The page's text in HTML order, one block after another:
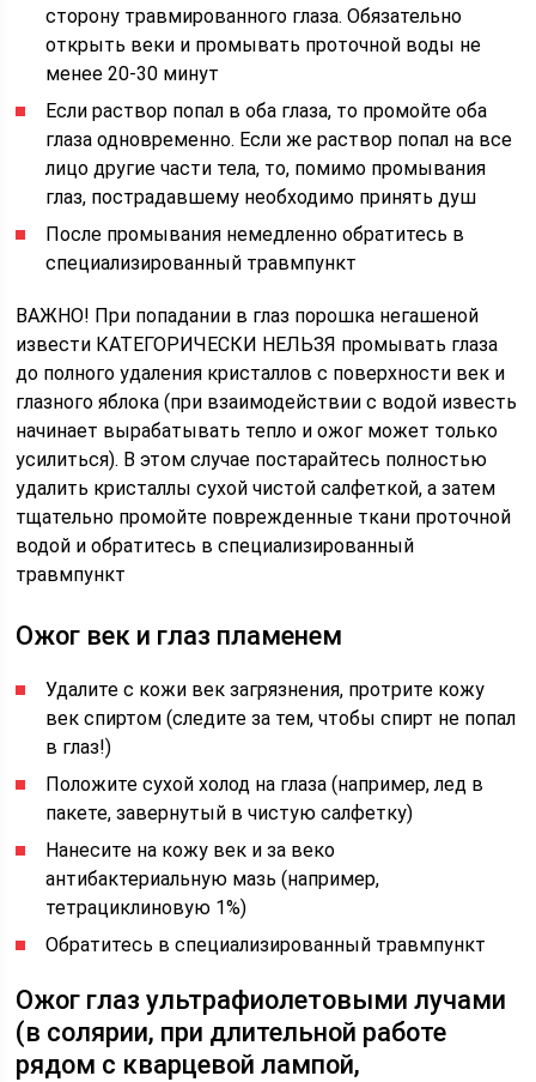
сторону травмированного глаза. Обязательно
открыть веки и промывать проточной воды не
менее 20-30 минут
Если раствор попал в оба глаза, то промойте оба
глаза одновременно. Если же раствор попал на все
лицо другие части тела, то, помимо промывания
глаз, пострадавшему необходимо принять душ
После промывания немедленно обратитесь в
специализированный травмпункт
ВАЖНО! При попадании в глаз порошка негашеной
извести КАТЕГОРИЧЕСКИ НЕЛЬЗЯ промывать глаза
до полного удаления кристаллов с поверхности век и
глазного яблока (при взаимодействии с водой известь
начинает выраба­тывать тепло и ожог может только
усилиться). В этом случае постарайтесь полностью
удалить кристаллы сухой чистой салфеткой, а затем
тщательно промойте поврежденные ткани проточной
водой и обратитесь в специализированный
травмпункт
Ожог век и глаз пламенем
Удалите с кожи век загрязнения, протрите кожу
век спиртом (следите за тем, чтобы спирт не попал
в глаз!)
Положите сухой холод на глаза (например, лед в
пакете, завернутый в чистую салфетку)
Нанесите на кожу век и за веко
антибактериальную мазь (например,
тетрациклиновую 1%)
Обратитесь в специализированный травмпункт
Ожог глаз ультрафиолетовыми лучами
(в солярии, при длительной работе
рядом с кварцевой лампой,